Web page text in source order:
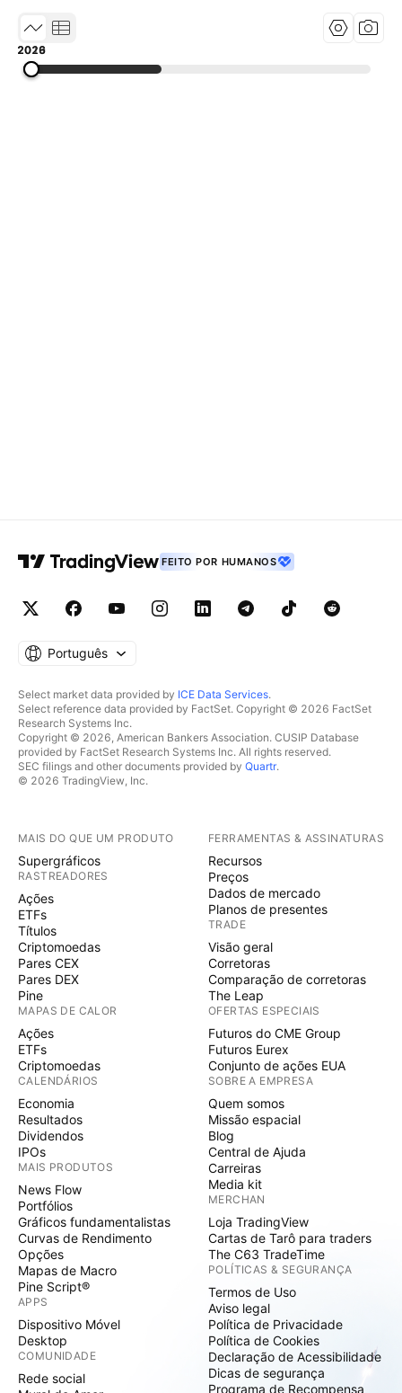
2013
2019
2026
FEITO POR HUMANOS
Português
Select market data provided by ICE Data Services.
Select reference data provided by FactSet. Copyright © 2026 FactSet
Research Systems Inc.
Copyright © 2026, American Bankers Association. CUSIP Database
provided by FactSet Research Systems Inc. All rights reserved.
SEC filings and other documents provided by Quartr.
© 2026 TradingView, Inc.
MAIS DO QUE UM PRODUTO
Supergráficos
RASTREADORES
Ações
ETFs
Títulos
Criptomoedas
Pares CEX
Pares DEX
Pine
MAPAS DE CALOR
Ações
ETFs
Criptomoedas
CALENDÁRIOS
Economia
Resultados
Dividendos
IPOs
MAIS PRODUTOS
News Flow
Portfólios
Gráficos fundamentalistas
Curvas de Rendimento
Opções
Mapas de Macro
Pine Script®
APPS
Dispositivo Móvel
Desktop
COMUNIDADE
Rede social
FERRAMENTAS & ASSINATURAS
Recursos
Preços
Dados de mercado
Planos de presentes
TRADE
Visão geral
Corretoras
Comparação de corretoras
The Leap
OFERTAS ESPECIAIS
Futuros do CME Group
Futuros Eurex
Conjunto de ações EUA
SOBRE A EMPRESA
Quem somos
Missão espacial
Blog
Central de Ajuda
Carreiras
Media kit
MERCHAN
Loja TradingView
Cartas de Tarô para traders
The C63 TradeTime
POLÍTICAS & SEGURANÇA
Termos de Uso
Aviso legal
Política de Privacidade
Política de Cookies
Declaração de Acessibilidade
Dicas de segurança
Programa de Recompensa